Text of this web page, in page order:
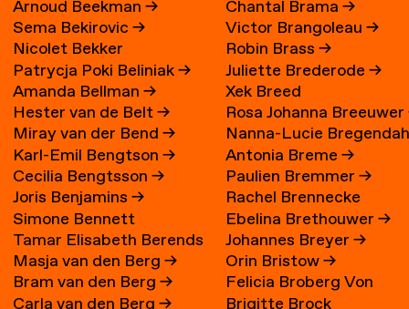
→
Arnoud Beekman→
Sema Bekirovic→
Nicolet Bekker
Patrycja Poki Beliniak→
Amanda Bellman→
Hester van de Belt→
Miray van der Bend→
Karl-Emil Bengtson→
Cecilia Bengtsson→
Joris Benjamins→
Simone Bennett
Tamar Elisabeth Berends
→
Masja van den Berg→
Bram van den Berg→
Carla van den Berg→
Chantal Brama→
Victor Brangoleau→
Robin Brass→
Juliette Brederode→
Xek Breed
Rosa Johanna Breeuwer
Nanna-Lucie
Axilgård→
Antonia Breme→
Paulien Bremmer→
Rachel Brennecke
Ebelina Brethouwer→
Johannes Breyer→
Orin Bristow→
Felicia Broberg Von
Brigitte Brock